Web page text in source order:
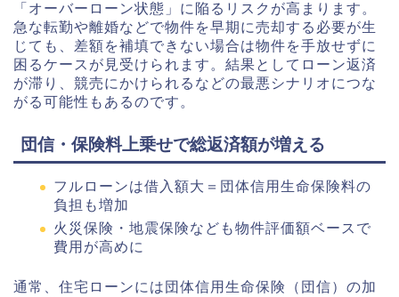
「オーバーローン状態」に陥るリスクが高まります。
急な転勤や離婚などで物件を早期に売却する必要が生
じても、差額を補填できない場合は物件を手放せずに
困るケースが見受けられます。結果としてローン返済
が滞り、競売にかけられるなどの最悪シナリオにつな
がる可能性もあるのです。
団信・保険料上乗せで総返済額が増える
フルローンは借入額大＝団体信用生命保険料の
負担も増加
火災保険・地震保険なども物件評価額ベースで
費用が高めに
通常、住宅ローンには団体信用生命保険（団信）の加